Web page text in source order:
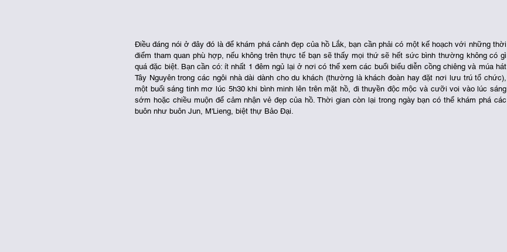
Điều đáng nói ở đây đó là để khám phá cảnh đẹp của hồ Lắk, bạn cần phải có một kế hoạch với những thời
điểm tham quan phù hợp, nếu không trên thực tế bạn sẽ thấy mọi thứ sẽ hết sức bình thường không có gì
quá đặc biệt. Bạn cần có: ít nhất 1 đêm ngủ lại ở nơi có thể xem các buổi biểu diễn cồng chiêng và múa hát
Tây Nguyên trong các ngôi nhà dài dành cho du khách (thường là khách đoàn hay đặt nơi lưu trú tổ chức),
một buổi sáng tinh mơ lúc 5h30 khi bình minh lên trên mặt hồ, đi thuyền độc mộc và cưỡi voi vào lúc sáng
sớm hoặc chiều muộn để cảm nhận vẻ đẹp của hồ. Thời gian còn lại trong ngày bạn có thể khám phá các
buôn như buôn Jun, M'Lieng, biệt thự Bảo Đại.